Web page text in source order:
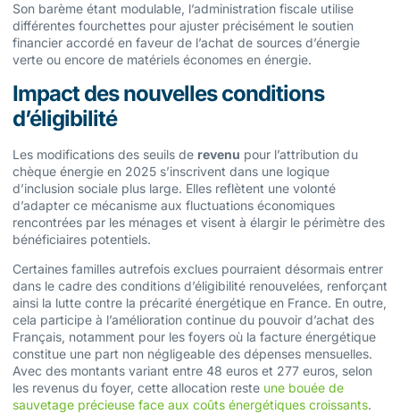
Son barème étant modulable, l’administration fiscale utilise
différentes fourchettes pour ajuster précisément le soutien
financier accordé en faveur de l’achat de sources d’énergie
verte ou encore de matériels économes en énergie.
Impact des nouvelles conditions
d’éligibilité
Les modifications des seuils de revenu pour l’attribution du
chèque énergie en 2025 s’inscrivent dans une logique
d’inclusion sociale plus large. Elles reflètent une volonté
d’adapter ce mécanisme aux fluctuations économiques
rencontrées par les ménages et visent à élargir le périmètre des
bénéficiaires potentiels.
Certaines familles autrefois exclues pourraient désormais entrer
dans le cadre des conditions d’éligibilité renouvelées, renforçant
ainsi la lutte contre la précarité énergétique en France. En outre,
cela participe à l’amélioration continue du pouvoir d’achat des
Français, notamment pour les foyers où la facture énergétique
constitue une part non négligeable des dépenses mensuelles.
Avec des montants variant entre 48 euros et 277 euros, selon
les revenus du foyer, cette allocation reste une bouée de
sauvetage précieuse face aux coûts énergétiques croissants.